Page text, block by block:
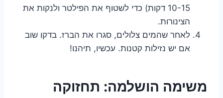
10-15 דקות) כדי לשטוף את הפילטר ולנקות את
הצינורות.
לאחר שהמים צלולים, סגרו את הברז. בדקו שוב
אם יש נזילות קטנות. עכשיו, תיהנו!
משימה הושלמה: תחזוקה